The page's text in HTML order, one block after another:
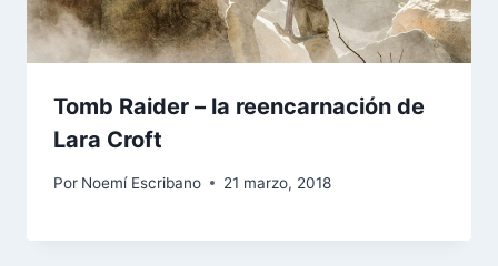
Tomb Raider – la reencarnación de
Lara Croft
Por Noemí Escribano 21 marzo, 2018